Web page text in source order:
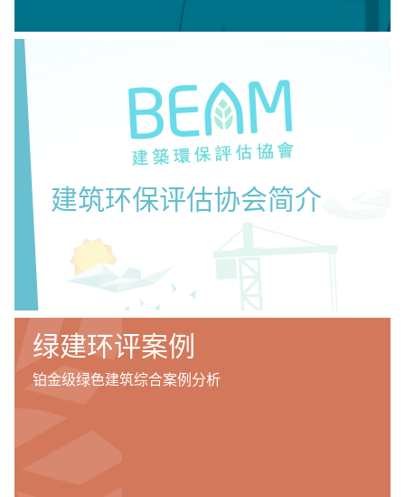
建筑环保评估协会简介
绿建环评案例
铂金级绿色建筑综合案例分析